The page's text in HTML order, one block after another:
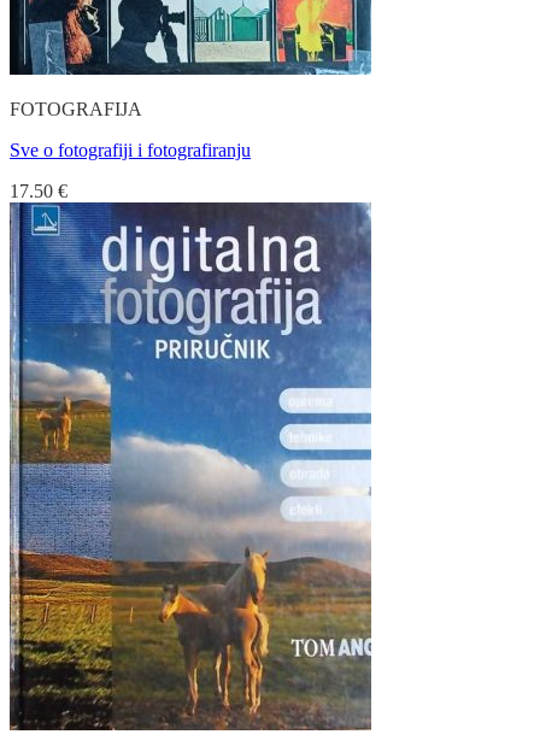
FOTOGRAFIJA
Sve o fotografiji i fotografiranju
17.50 €